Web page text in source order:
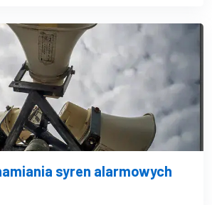
syren alarmowych